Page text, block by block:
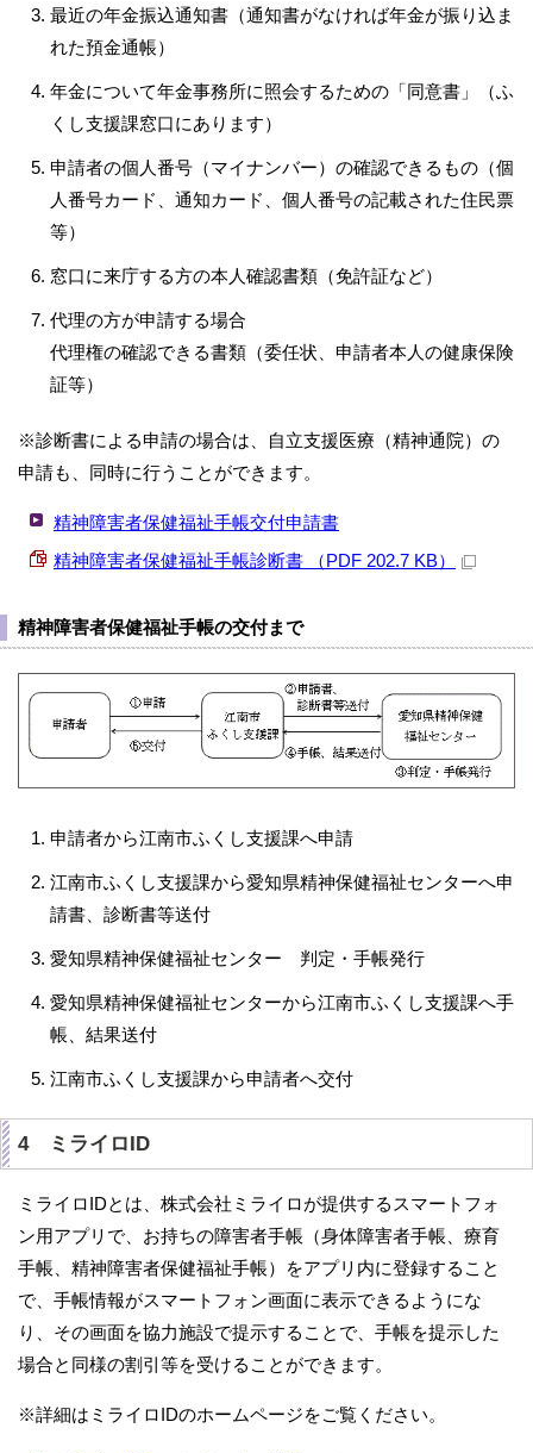
最近の年金振込通知書（通知書がなければ年金が振り込ま
れた預金通帳）
年金について年金事務所に照会するための「同意書」（ふ
くし支援課窓口にあります）
申請者の個人番号（マイナンバー）の確認できるもの（個
人番号カード、通知カード、個人番号の記載された住民票
等）
窓口に来庁する方の本人確認書類（免許証など）
代理の方が申請する場合
代理権の確認できる書類（委任状、申請者本人の健康保険
証等）
※診断書による申請の場合は、自立支援医療（精神通院）の
申請も、同時に行うことができます。
精神障害者保健福祉手帳交付申請書
精神障害者保健福祉手帳診断書 （PDF 202.7 KB）
精神障害者保健福祉手帳の交付まで
申請者から江南市ふくし支援課へ申請
江南市ふくし支援課から愛知県精神保健福祉センターへ申
請書、診断書等送付
愛知県精神保健福祉センター 判定・手帳発行
愛知県精神保健福祉センターから江南市ふくし支援課へ手
帳、結果送付
江南市ふくし支援課から申請者へ交付
4 ミライロID
ミライロIDとは、株式会社ミライロが提供するスマートフォ
ン用アプリで、お持ちの障害者手帳（身体障害者手帳、療育
手帳、精神障害者保健福祉手帳）をアプリ内に登録すること
で、手帳情報がスマートフォン画面に表示できるようにな
り、その画面を協力施設で提示することで、手帳を提示した
場合と同様の割引等を受けることができます。
※詳細はミライロIDのホームページをご覧ください。